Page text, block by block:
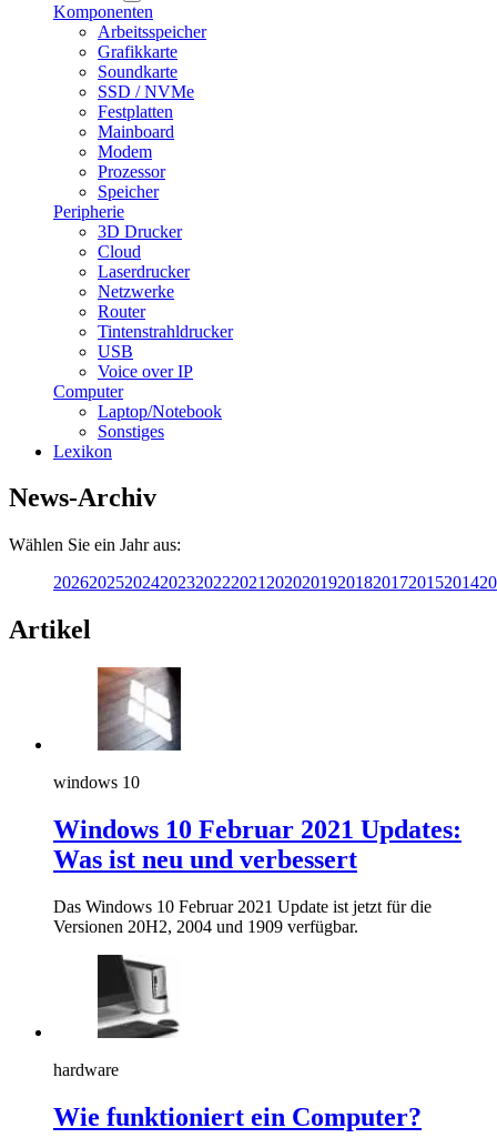
Komponenten
Arbeitsspeicher
Grafikkarte
Soundkarte
SSD / NVMe
Festplatten
Mainboard
Modem
Prozessor
Speicher
Peripherie
3D Drucker
Cloud
Laserdrucker
Netzwerke
Router
Tintenstrahldrucker
USB
Voice over IP
Computer
Laptop/Notebook
Sonstiges
Lexikon
News-Archiv
Wählen Sie ein Jahr aus:
202620252024202320222021 202020192018201720152014
Artikel
windows 10
Windows 10 Februar 2021 Updates:
Was ist neu und verbessert
Das Windows 10 Februar 2021 Update ist jetzt für die
Versionen 20H2, 2004 und 1909 verfügbar.
hardware
Wie funktioniert ein Computer?